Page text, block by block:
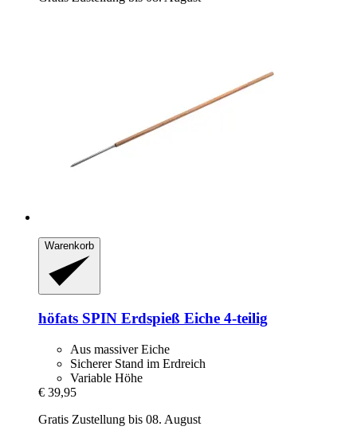
Warenkorb
höfats SPIN Erdspieß Eiche 4-​teilig
Aus massiver Eiche
Sicherer Stand im Erdreich
Variable Höhe
€ 39,95
Gratis Zustellung bis 08. August